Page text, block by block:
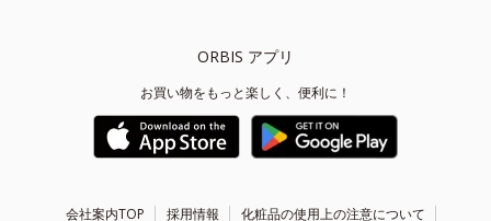
ORBIS アプリ
お買い物をもっと楽しく、便利に！
会社案内TOP 採用情報 化粧品の使用上の注意について